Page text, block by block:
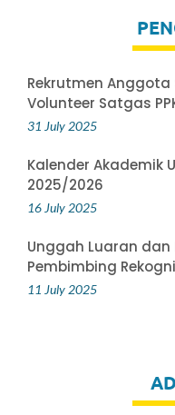
Rekrutmen
Volunteer Satgas
31 July 2025
Kalender Akademik
2025/2026
16 July 2025
Unggah Luaran dan
Pembimbing
11 July 2025